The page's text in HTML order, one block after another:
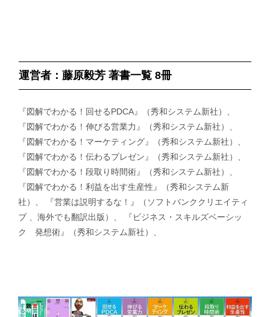
運営者：藤原毅芳 著書一覧 8冊
『図解でわかる！回せるPDCA』（秀和システム新社）、
『図解でわかる！伸びる営業力』（秀和システム新社）、
『図解でわかる！マーケティング』（秀和システム新社）、
『図解でわかる！伝わるプレゼン』（秀和システム新社）、
『図解でわかる！段取り時間術』（秀和システム新社）、
『図解でわかる！利益を出す生産性』（秀和システム新
社）、 『営業は説明するな！』（ソフトバンククリエイティ
ブ 、海外でも翻訳出版）、 『ビジネス・スキルズベーシッ
ク 発想術』（秀和システム新社）、